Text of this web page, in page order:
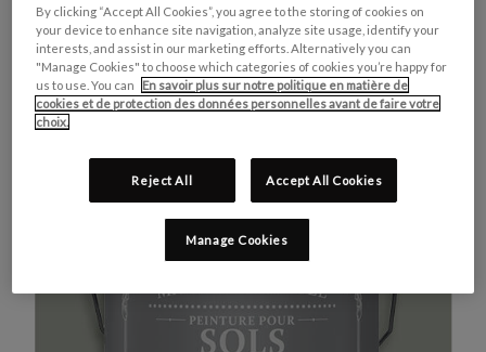
MEUBLES DE CUISINE
VERT KAKI
By clicking “Accept All Cookies”, you agree to the storing of cookies on
your device to enhance site navigation, analyze site usage, identify your
interests, and assist in our marketing efforts. Alternatively you can
"Manage Cookies" to choose which categories of cookies you’re happy for
us to use. You can
En savoir plus sur notre politique en matière de
cookies et de protection des données personnelles avant de faire votre
choix.
Reject All Accept All Cookies
Manage Cookies